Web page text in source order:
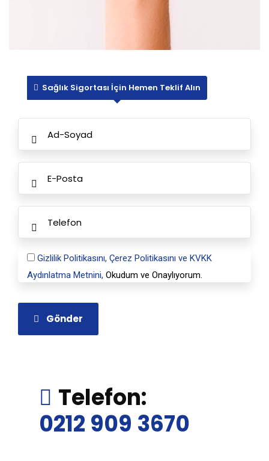
Sağlık Sigortası İçin Hemen Teklif Alın
Gizlilik Politikasını, Çerez Politikasını ve KVKK
Aydınlatma Metnini, Okudum ve Onaylıyorum.
Gönder
Telefon:
0212 909 3670